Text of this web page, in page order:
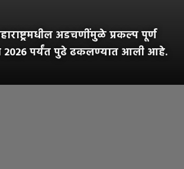
अडचणींमुळे प्रकल्प पूर्ण
2026 पर्यंत पुढे ढकलण्यात आली आहे.